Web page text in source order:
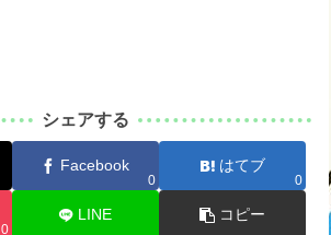
シェアする
Facebook
0
はてブ
0
0
LINE コピー